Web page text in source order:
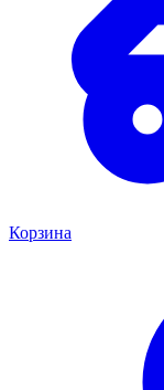
Корзина